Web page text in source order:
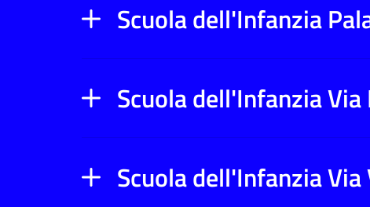
Scuola dell'Infanzia
Scuola dell'Infanzia
Scuola dell'Infanzia Via